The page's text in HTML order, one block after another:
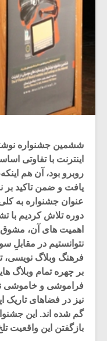
ششمین جشنواره
اینترنت با تفاوتی
روبرو بود، آن هم
یافت و ضمن تاکید بر
عنوان جشنواره به
دوره تلاش کردیم با
اهمیت های آن، مشوق
نتوانستیم در مقابلِ
فرهنگ وبلاگ نویسی،
بر چهره تمام وبلاگ
فراموشی و خاموشی
نیز در فضاهای تاریک
گم شده اند. این
بازگفتن این واقعیت